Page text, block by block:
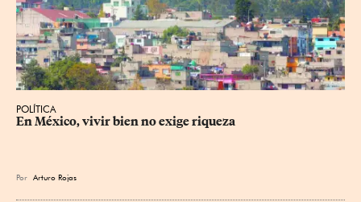
POLÍTICA
En México, vivir bien no exige riqueza
Por Arturo Rojas